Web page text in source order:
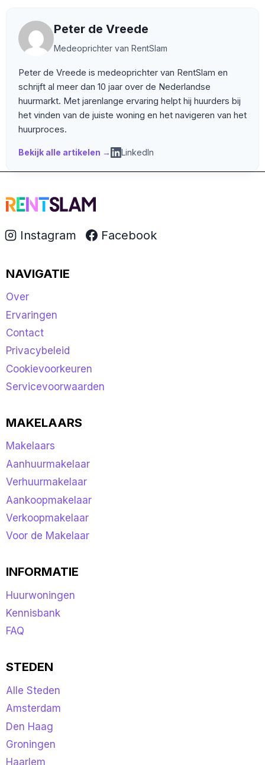
Peter de Vreede
Medeoprichter van RentSlam
Peter de Vreede is medeoprichter van RentSlam en
schrijft al meer dan 10 jaar over de Nederlandse
huurmarkt. Met jarenlange ervaring helpt hij huurders bij
het vinden van de juiste woning en het navigeren van het
huurproces.
Bekijk alle artikelen → LinkedIn
Instagram Facebook
NAVIGATIE
Over
Ervaringen
Contact
Privacybeleid
Cookievoorkeuren
Servicevoorwaarden
MAKELAARS
Makelaars
Aanhuurmakelaar
Verhuurmakelaar
Aankoopmakelaar
Verkoopmakelaar
Voor de Makelaar
INFORMATIE
Huurwoningen
Kennisbank
FAQ
STEDEN
Alle Steden
Amsterdam
Den Haag
Groningen
Haarlem